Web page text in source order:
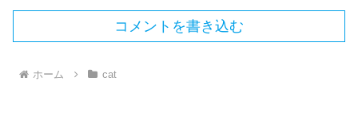
コメントを書き込む
ホーム cat